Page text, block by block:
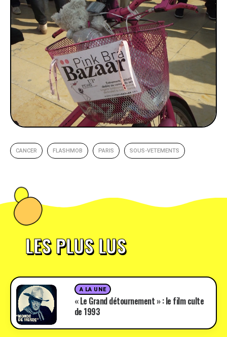
CANCER FLASHMOB PARIS SOUS-VETEMENTS
LES PLUS LUS
A LA UNE
« Le Grand détournement » : le film culte
de 1993